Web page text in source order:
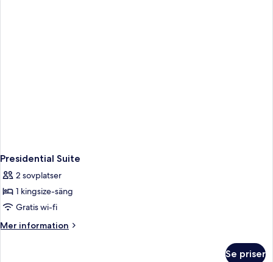
Presidential Suite
2 sovplatser
1 kingsize-säng
Gratis wi-fi
Mer information
Mer
Se priser